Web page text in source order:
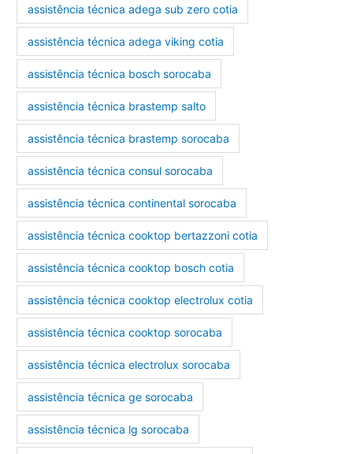
assistência técnica adega sub zero cotia
assistência técnica adega viking cotia
assistência técnica bosch sorocaba
assistência técnica brastemp salto
assistência técnica brastemp sorocaba
assistência técnica consul sorocaba
assistência técnica continental sorocaba
assistência técnica cooktop bertazzoni cotia
assistência técnica cooktop bosch cotia
assistência técnica cooktop electrolux cotia
assistência técnica cooktop sorocaba
assistência técnica electrolux sorocaba
assistência técnica ge sorocaba
assistência técnica lg sorocaba